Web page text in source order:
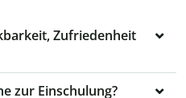
Zufriedenheit
zur Einschulung?